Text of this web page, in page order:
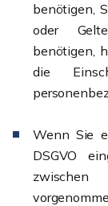
benötigen,
oder
benötigen,
die
Wenn Sie
DSGVO